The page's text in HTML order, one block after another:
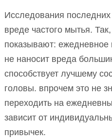
Исследования
вреде частого мытья.
показывают:
не наносит вреда
способствует лучшему
головы. впрочем это не
переходить на
зависит от
привычек.